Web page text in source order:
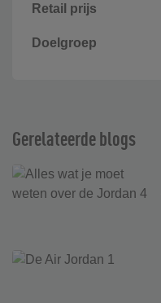
Retail prijs
Doelgroep
Gerelateerde blogs